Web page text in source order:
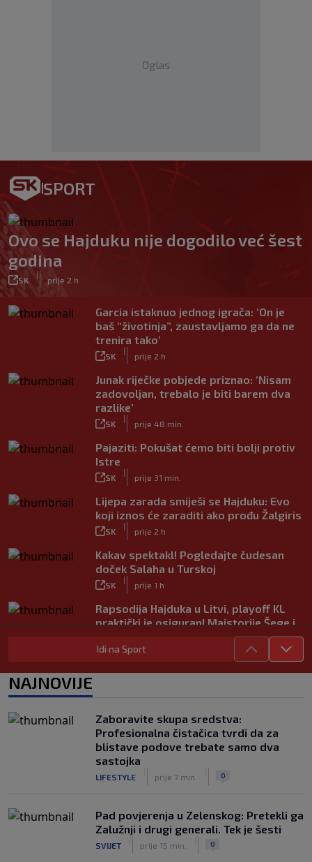
Oglas
SPORT
Ovo se Hajduku nije dogodilo već šest
godina
SK
|
prije 2 h
Garcia istaknuo jednog igrača: ‘On je
baš “životinja”, zaustavljamo ga da ne
trenira tako’
SK
|
prije 2 h
Junak riječke pobjede priznao: ‘Nisam
zadovoljan, trebalo je biti barem dva
razlike’
SK
|
prije 48 min.
Pajaziti: Pokušat ćemo biti bolji protiv
Istre
SK
|
prije 31 min.
Lijepa zarada smiješi se Hajduku: Evo
koji iznos će zaraditi ako prođu Žalgiris
SK
|
prije 2 h
Kakav spektakl! Pogledajte čudesan
doček Salaha u Turskoj
SK
|
prije 1 h
Rapsodija Hajduka u Litvi, playoff KL
praktički je osiguran! Majstorije Šege i
SK
|
prije 6 h
Neočekivani problemi za Dinamo:
Rijeka u Finsku nosi minimalnu
prednost, bivši vratar Dinama spriječio
veću razliku
SK
|
prije 2 h
Idi na Sport
NAJNOVIJE
Zaboravite skupa sredstva:
Profesionalna čistačica tvrdi da za
blistave podove trebate samo dva
sastojka
LIFESTYLE prije 7 min. 0
Pad povjerenja u Zelenskog: Pretekli ga
Zalužnji i drugi generali. Tek je šesti
SVIJET prije 15 min. 0